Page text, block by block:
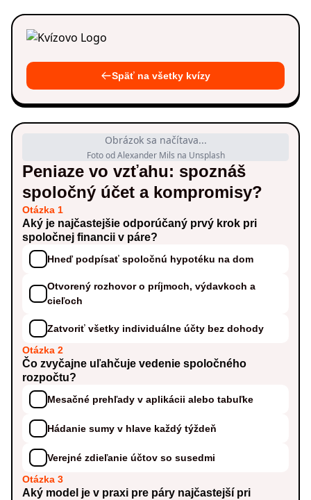
Späť na všetky kvízy
Obrázok sa načítava...
Foto od Alexander Mils na Unsplash
Peniaze vo vzťahu: spoznáš
spoločný účet a kompromisy?
Otázka 1
Aký je najčastejšie odporúčaný prvý krok pri
spoločnej financii v páre?
Hneď podpísať spoločnú hypotéku na dom
Otvorený rozhovor o príjmoch, výdavkoch a
cieľoch
Zatvoriť všetky individuálne účty bez dohody
Otázka 2
Čo zvyčajne uľahčuje vedenie spoločného
rozpočtu?
Mesačné prehľady v aplikácii alebo tabuľke
Hádanie sumy v hlave každý týždeň
Verejné zdieľanie účtov so susedmi
Otázka 3
Aký model je v praxi pre páry najčastejší pri